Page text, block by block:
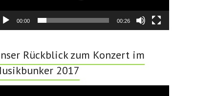
00:00 00:26
Rückblick zum Konzert im
2017